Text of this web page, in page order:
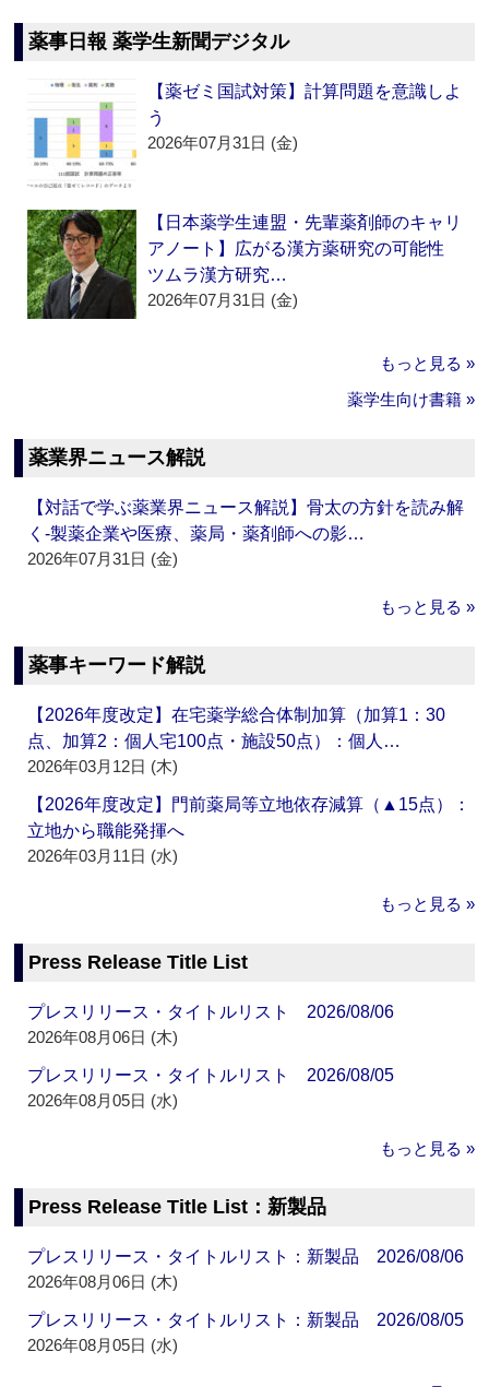
薬事日報 薬学生新聞デジタル
【薬ゼミ国試対策】計算問題を意識しよ
う
2026年07月31日 (金)
【日本薬学生連盟・先輩薬剤師のキャリ
アノート】広がる漢方薬研究の可能性
ツムラ漢方研究…
2026年07月31日 (金)
もっと見る »
薬学生向け書籍 »
薬業界ニュース解説
【対話で学ぶ薬業界ニュース解説】骨太の方針を読み解
く‐製薬企業や医療、薬局・薬剤師への影…
2026年07月31日 (金)
もっと見る »
薬事キーワード解説
【2026年度改定】在宅薬学総合体制加算（加算1：30
点、加算2：個人宅100点・施設50点）：個人…
2026年03月12日 (木)
【2026年度改定】門前薬局等立地依存減算（▲15点）：
立地から職能発揮へ
2026年03月11日 (水)
もっと見る »
Press Release Title List
プレスリリース・タイトルリスト 2026/08/06
2026年08月06日 (木)
プレスリリース・タイトルリスト 2026/08/05
2026年08月05日 (水)
もっと見る »
Press Release Title List：新製品
プレスリリース・タイトルリスト：新製品 2026/08/06
2026年08月06日 (木)
プレスリリース・タイトルリスト：新製品 2026/08/05
2026年08月05日 (水)